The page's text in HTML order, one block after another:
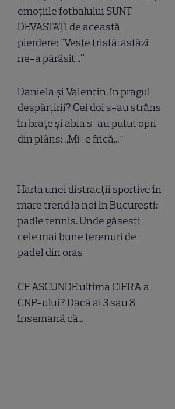
emoțiile fotbalului SUNT
DEVASTAȚI de această
pierdere: "Veste tristă: astăzi
ne-a părăsit..."
Daniela și Valentin, în pragul
despărțirii? Cei doi s-au strâns
în brațe și abia s-au putut opri
din plâns: „Mi-e frică...”
Harta unei distracții sportive în
mare trend la noi în București:
padle tennis. Unde găsești
cele mai bune terenuri de
padel din oraș
CE ASCUNDE ultima CIFRA a
CNP-ului? Dacă ai 3 sau 8
însemană că...